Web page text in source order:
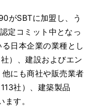
がSBTに加盟し、う
定コミット中となっ
日本企業の業種とし
）、建設およびエン
にも商社や販売業者
社）、建築製品
す。